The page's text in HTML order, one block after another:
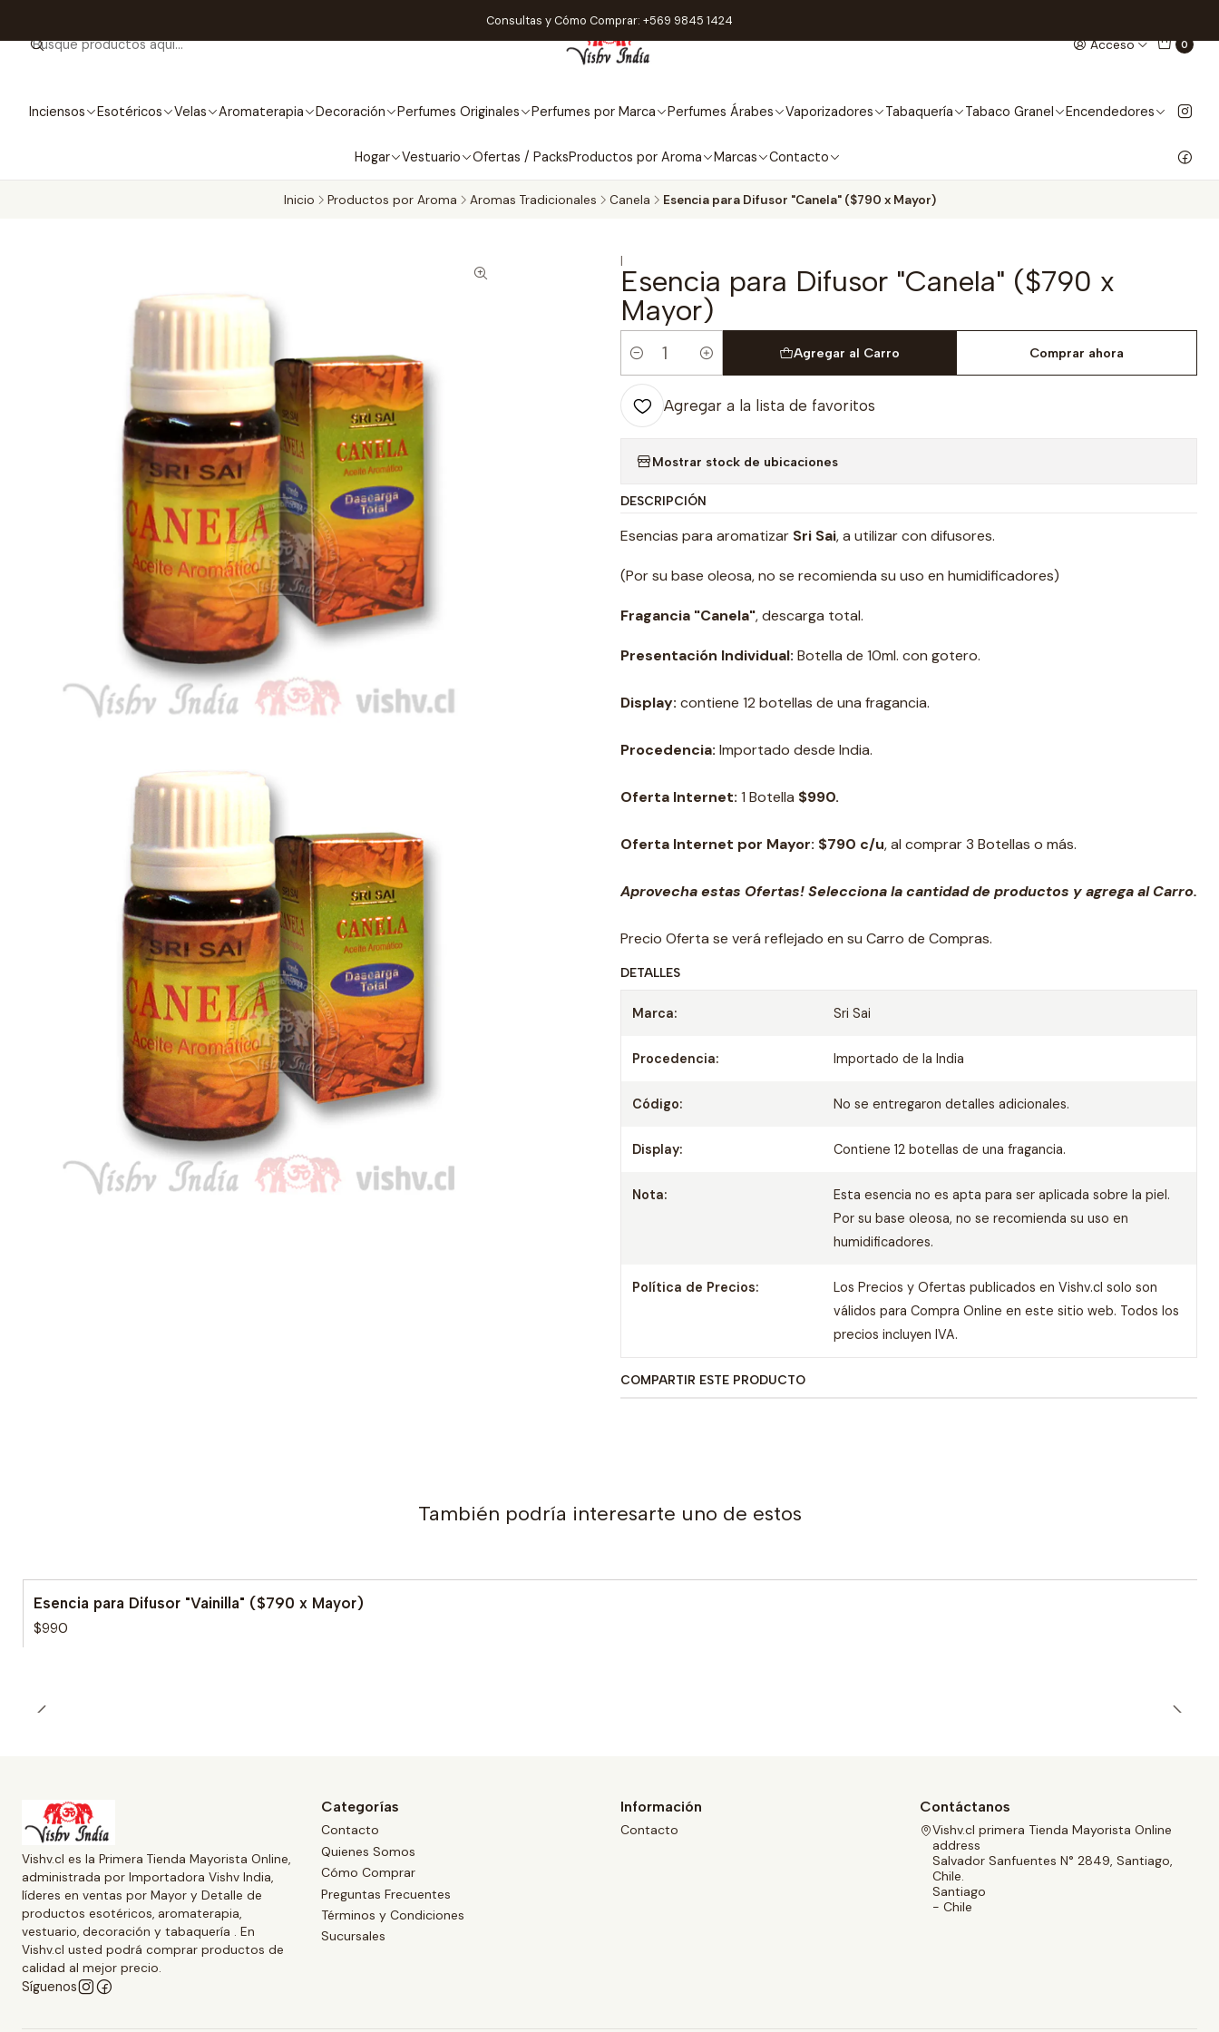
Acceso 0
Inciensos Esotéricos Velas Aromaterapia Decoración Perfumes Originales Perfumes por Marca Perfumes Árabes Vaporizadores Tabaquería Tabaco Granel Encendedores
Hogar Vestuario Ofertas / PacksProductos por Aroma Marcas Contacto
Consultas y Cómo Comprar: +569 9845 1424
Inicio Productos por Aroma Aromas Tradicionales Canela Esencia para Difusor "Canela" ($790 x Mayor)
|
Esencia para Difusor "Canela" ($790 x
Mayor)
Cantidad
Agregar al Carro Comprar ahora
Agregar a la lista de favoritos
Mostrar stock de ubicaciones
DESCRIPCIÓN
Esencias para aromatizar Sri Sai, a utilizar con difusores.
(Por su base oleosa, no se recomienda su uso en humidificadores)
Fragancia "Canela", descarga total.
Presentación Individual: Botella de 10ml. con gotero.
Display: contiene 12 botellas de una fragancia.
Procedencia: Importado desde India.
Oferta Internet: 1 Botella $990.
Oferta Internet por Mayor: $790 c/u, al comprar 3 Botellas o más.
Aprovecha estas Ofertas! Selecciona la cantidad de productos y agrega al Carro.
Precio Oferta se verá reflejado en su Carro de Compras.
DETALLES
Marca: Sri Sai
Procedencia: Importado de la India
Código: No se entregaron detalles adicionales.
Display: Contiene 12 botellas de una fragancia.
Nota:
Esta esencia no es apta para ser aplicada sobre la piel.
Por su base oleosa, no se recomienda su uso en
humidificadores.
Política de Precios:
Los Precios y Ofertas publicados en Vishv.cl solo son
válidos para Compra Online en este sitio web. Todos los
precios incluyen IVA.
COMPARTIR ESTE PRODUCTO
También podría interesarte uno de estos
Agotado
Esencia para Difusor "Vainilla" ($790 x Mayor)
$990
Vishv.cl es la Primera Tienda Mayorista Online,
administrada por Importadora Vishv India,
líderes en ventas por Mayor y Detalle de
productos esotéricos, aromaterapia,
vestuario, decoración y tabaquería . En
Vishv.cl usted podrá comprar productos de
calidad al mejor precio.
Síguenos
Categorías
Contacto
Quienes Somos
Cómo Comprar
Preguntas Frecuentes
Términos y Condiciones
Sucursales
Información
Contacto
Contáctanos
Vishv.cl primera Tienda Mayorista Online
address
Salvador Sanfuentes N° 2849, Santiago,
Chile.
Santiago
- Chile